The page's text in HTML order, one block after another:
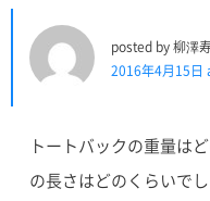
posted by 柳澤
2016年4月15日
トートバックの重量は
の長さはどのくらいで